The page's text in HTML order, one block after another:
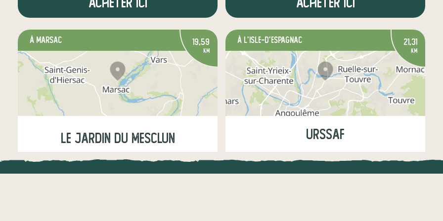
à Marsac 19,59
km
LE jARDIN DU MESCLUN
Lundi18:00-19:00
à L'Isle-d'Espagnac 21,31
km
URSSAF